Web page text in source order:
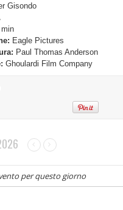
Gisondo
min
Eagle Pictures
Paul Thomas Anderson
Ghoulardi Film Company
per questo giorno